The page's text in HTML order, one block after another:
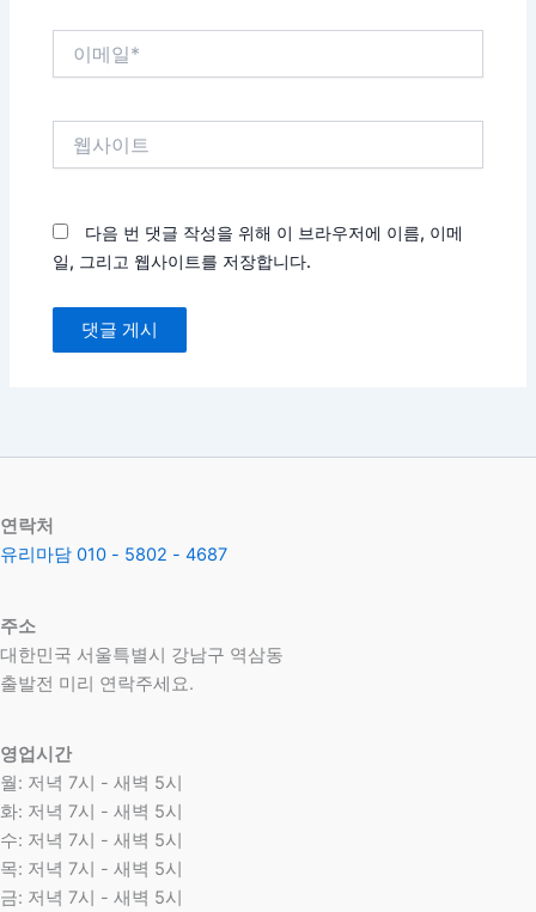
다음 번 댓글 작성을 위해 이 브라우저에 이름, 이메
일, 그리고 웹사이트를 저장합니다.
연락처
유리마담 010 - 5802 - 4687
주소
대한민국 서울특별시 강남구 역삼동
​출발전 미리 연락주세요.
영업시간
월: 저녁 7시 - 새벽 5시
화: 저녁 7시 - 새벽 5시
수: 저녁 7시 - 새벽 5시
목: 저녁 7시 - 새벽 5시
금: 저녁 7시 - 새벽 5시